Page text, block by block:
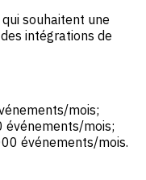
souhaitent une
intégrations de
mois;
mois;
événements/mois.